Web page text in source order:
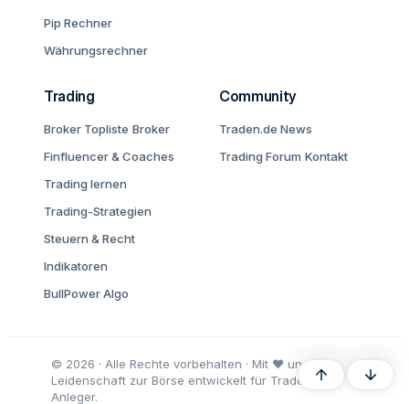
Pip Rechner
Währungsrechner
Trading
Broker Topliste Broker
Finfluencer & Coaches
Trading lernen
Trading-Strategien
Steuern & Recht
Indikatoren
BullPower Algo
Community
Traden.de News
Trading Forum Kontakt
© 2026 · Alle Rechte vorbehalten · Mit ♥ und
Leidenschaft zur Börse entwickelt für Trader und
Anleger.
Oben Unten